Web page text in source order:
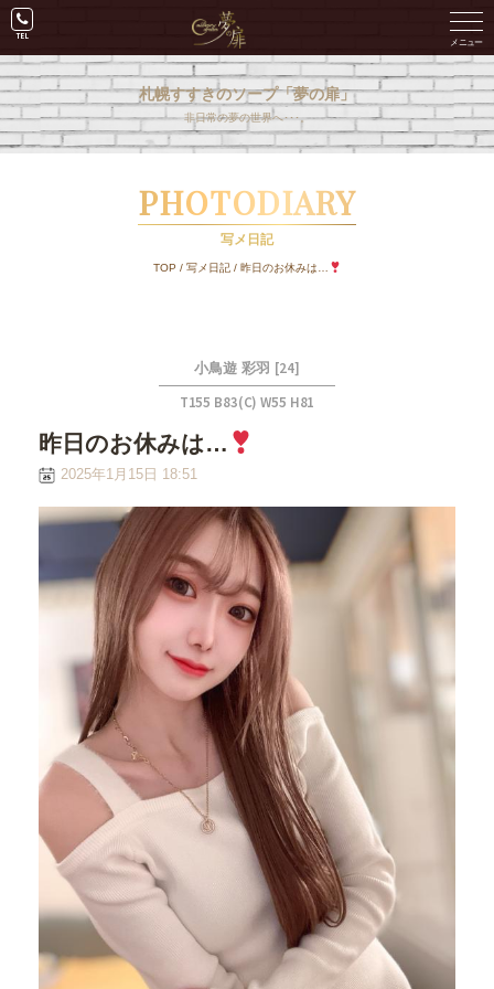
札幌すすきのソープ「夢の扉」
非日常の夢の世界へ･･･。
PHOTODIARY
写メ日記
TOP / 写メ日記/ 昨日のお休みは…
小鳥遊 彩羽 [24]
T155 B83(C) W55 H81
昨日のお休みは…
2025年1月15日 18:51